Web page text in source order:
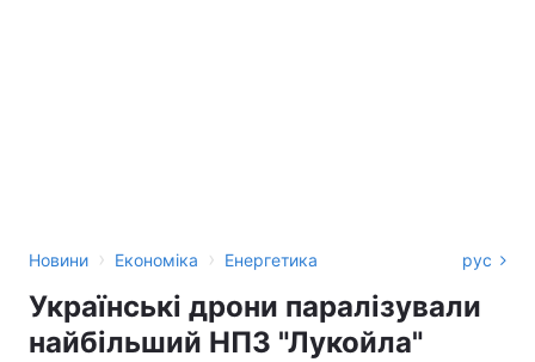
Новини › Економіка › Енергетика рус
Українські дрони паралізували
найбільший НПЗ "Лукойла"